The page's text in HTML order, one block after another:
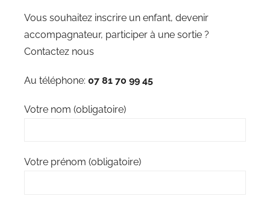
Vous souhaitez inscrire un enfant, devenir
accompagnateur, participer à une sortie ?
Contactez nous
Au téléphone: 07 81 70 99 45
Votre nom (obligatoire)
Votre prénom (obligatoire)